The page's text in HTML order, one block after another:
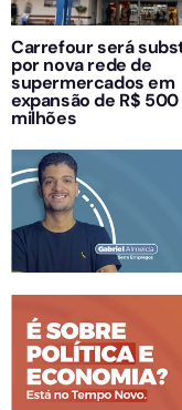
Carrefour será
por nova rede de
supermercados em
expansão de R$ 500
milhões